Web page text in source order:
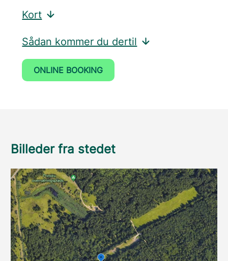
Kort
Sådan kommer du dertil
ONLINE BOOKING
Billeder fra stedet